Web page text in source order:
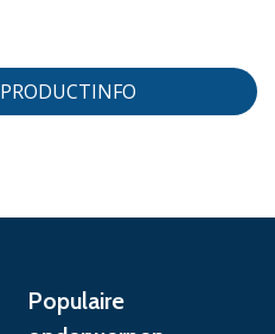
Populaire